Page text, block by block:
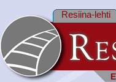
Resiina-lehti